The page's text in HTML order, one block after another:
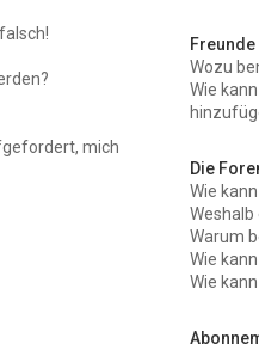
mich
Wozu
Wie
Die
Wie
Weshalb
Warum
Wie
Wie